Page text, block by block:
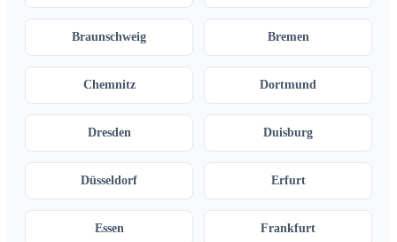
Braunschweig Bremen
Chemnitz Dortmund
Dresden Duisburg
Düsseldorf Erfurt
Essen Frankfurt